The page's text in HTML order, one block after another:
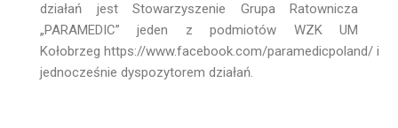
działań jest Stowarzyszenie Grupa Ratownicza
„PARAMEDIC” jeden z podmiotów WZK UM
Kołobrzeg https://www.facebook.com/paramedicpoland/ i
jednocześnie dyspozytorem działań.